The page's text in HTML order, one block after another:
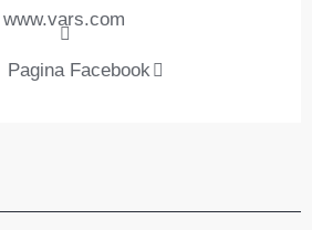
www.vars.com
Pagina Facebook